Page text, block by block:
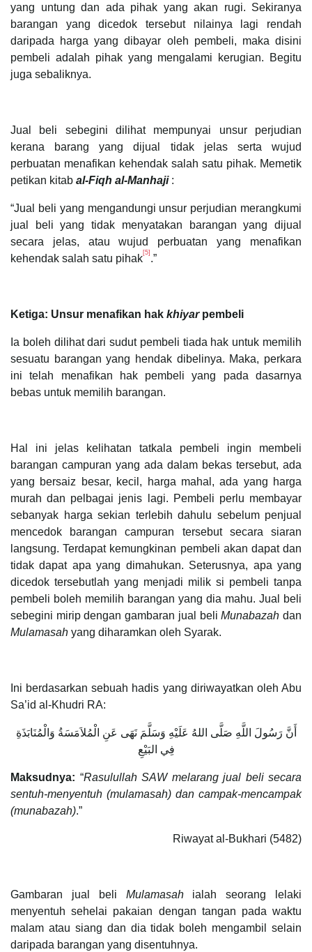
yang untung dan ada pihak yang akan rugi. Sekiranya
barangan yang dicedok tersebut nilainya lagi rendah
daripada harga yang dibayar oleh pembeli, maka disini
pembeli adalah pihak yang mengalami kerugian. Begitu
juga sebaliknya.
Jual beli sebegini dilihat mempunyai unsur perjudian
kerana barang yang dijual tidak jelas serta wujud
perbuatan menafikan kehendak salah satu pihak. Memetik
petikan kitab al-Fiqh al-Manhaji :
“Jual beli yang mengandungi unsur perjudian merangkumi
jual beli yang tidak menyatakan barangan yang dijual
secara jelas, atau wujud perbuatan yang menafikan
kehendak salah satu pihak[5] .”
Ketiga: Unsur menafikan hak khiyarpembeli
Ia boleh dilihat dari sudut pembeli tiada hak untuk memilih
sesuatu barangan yang hendak dibelinya. Maka, perkara
ini telah menafikan hak pembeli yang pada dasarnya
bebas untuk memilih barangan.
Hal ini jelas kelihatan tatkala pembeli ingin membeli
barangan campuran yang ada dalam bekas tersebut, ada
yang bersaiz besar, kecil, harga mahal, ada yang harga
murah dan pelbagai jenis lagi. Pembeli perlu membayar
sebanyak harga sekian terlebih dahulu sebelum penjual
mencedok barangan campuran tersebut secara siaran
langsung. Terdapat kemungkinan pembeli akan dapat dan
tidak dapat apa yang dimahukan. Seterusnya, apa yang
dicedok tersebutlah yang menjadi milik si pembeli tanpa
pembeli boleh memilih barangan yang dia mahu. Jual beli
sebegini mirip dengan gambaran jual beliMunabazah dan
Mulamasah yang diharamkan oleh Syarak.
Ini berdasarkan sebuah hadis yang diriwayatkan oleh Abu
Sa’id al-Khudri RA:
أَنَّ رَسُولَ اللَّهِ صَلَّى اللهُ عَلَيْهِ وَسَلَّمَ نَهَى عَنِ الْمُلاَمَسَةُ وَالْمُنَابَذَةِ
فِي البَيْعِ
Maksudnya: “Rasulullah SAW melarang jual beli secara
sentuh-menyentuh (mulamasah) dan campak-mencampak
(munabazah).”
Riwayat al-Bukhari (5482)
Gambaran jual beli Mulamasah ialah seorang lelaki
menyentuh sehelai pakaian dengan tangan pada waktu
malam atau siang dan dia tidak boleh mengambil selain
daripada barangan yang disentuhnya.